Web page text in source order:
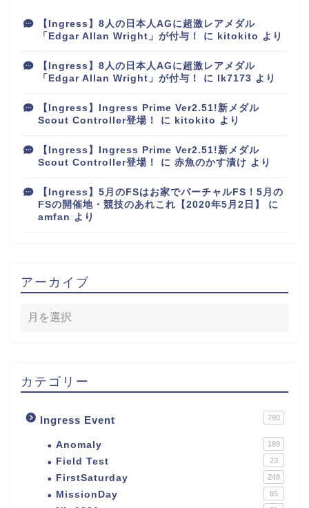
【Ingress】8人の日本人AGに超激レアメダル
「Edgar Allan Wright」が付与！
に kitokito より
【Ingress】8人の日本人AGに超激レアメダル
「Edgar Allan Wright」が付与！
に lk7173 より
【Ingress】Ingress Prime Ver2.51!新メダル
Scout Controller登場！
に kitokito より
【Ingress】Ingress Prime Ver2.51!新メダル
Scout Controller登場！
に 赤魚のかす漬け より
【Ingress】5月のFSはお家でバーチャルFS！5月の
FSの開催地・競技のあれこれ【2020年5月2日】
に
amfan より
アーカイブ
カテゴリー
Ingress Event 790
Anomaly 189
Field Test 23
FirstSaturday 248
MissionDay 85